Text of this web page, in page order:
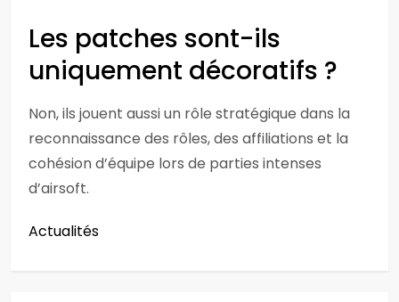
Les patches sont-ils
uniquement décoratifs ?
Non, ils jouent aussi un rôle stratégique dans la
reconnaissance des rôles, des affiliations et la
cohésion d’équipe lors de parties intenses
d’airsoft.
Actualités